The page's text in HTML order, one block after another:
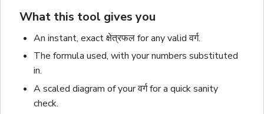
What this tool gives you
An instant, exactक्षेत्रफलfor any validवर्ग.
The formula used, with your numbers substituted
in.
A scaled diagram of yourवर्गfor a quick sanity
check.